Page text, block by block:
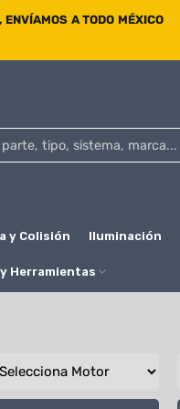
A TODO MÉXICO
y Colisión Iluminación
Herramientas